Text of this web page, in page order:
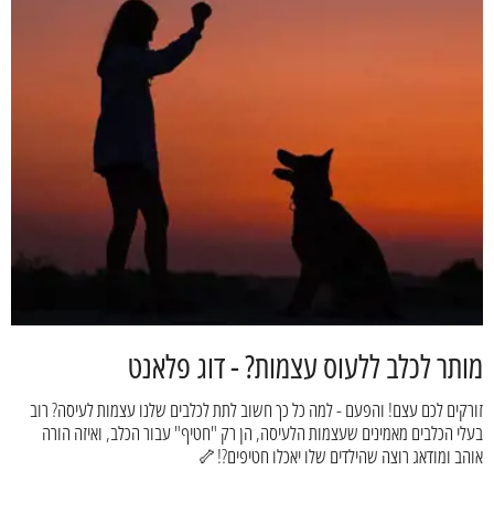
מותר לכלב ללעוס עצמות? - דוג פלאנט
זורקים לכם עצם! והפעם - למה כל כך חשוב לתת לכלבים שלנו עצמות לעיסה? רוב
בעלי הכלבים מאמינים שעצמות הלעיסה, הן רק "חטיף" עבור הכלב, ואיזה הורה
אוהב ומודאג רוצה שהילדים שלו יאכלו חטיפים?!🦴